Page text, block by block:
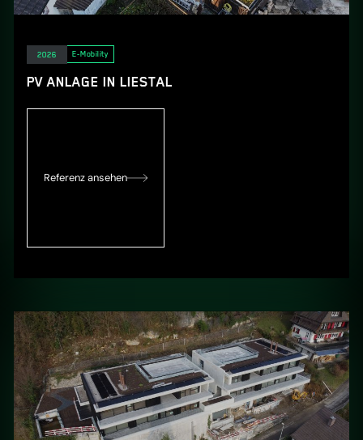
Elektro E-Mobility
PV ANLAGE IN LIESTAL
Referenz ansehen
2026